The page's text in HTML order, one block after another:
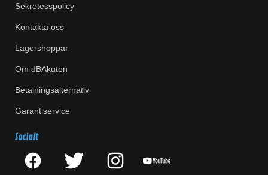
Sekretesspolicy
Kontakta oss
Lagershoppar
Om dBAkuten
Betalningsalternativ
Garantiservice
Socialt